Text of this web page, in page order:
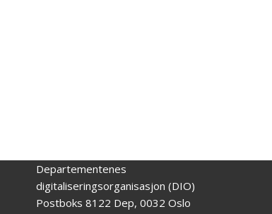
Departementenes
digitaliseringsorganisasjon (DIO)
Postboks 8122 Dep, 0032 Oslo